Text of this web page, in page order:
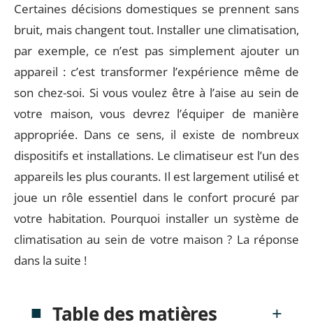
Certaines décisions domestiques se prennent sans
bruit, mais changent tout. Installer une climatisation,
par exemple, ce n’est pas simplement ajouter un
appareil : c’est transformer l’expérience même de
son chez-soi. Si vous voulez être à l’aise au sein de
votre maison, vous devrez l’équiper de manière
appropriée. Dans ce sens, il existe de nombreux
dispositifs et installations. Le climatiseur est l’un des
appareils les plus courants. Il est largement utilisé et
joue un rôle essentiel dans le confort procuré par
votre habitation. Pourquoi installer un système de
climatisation au sein de votre maison ? La réponse
dans la suite !
Table des matières